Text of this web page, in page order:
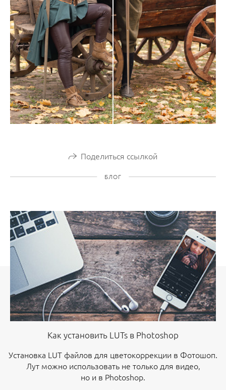
Поделиться ссылкой
БЛОГ
Как установить LUTs в Photoshop
Установка LUT файлов для цветокоррекции в Фотошоп.
Лут можно использовать не только для видео,
но и в Photoshop.